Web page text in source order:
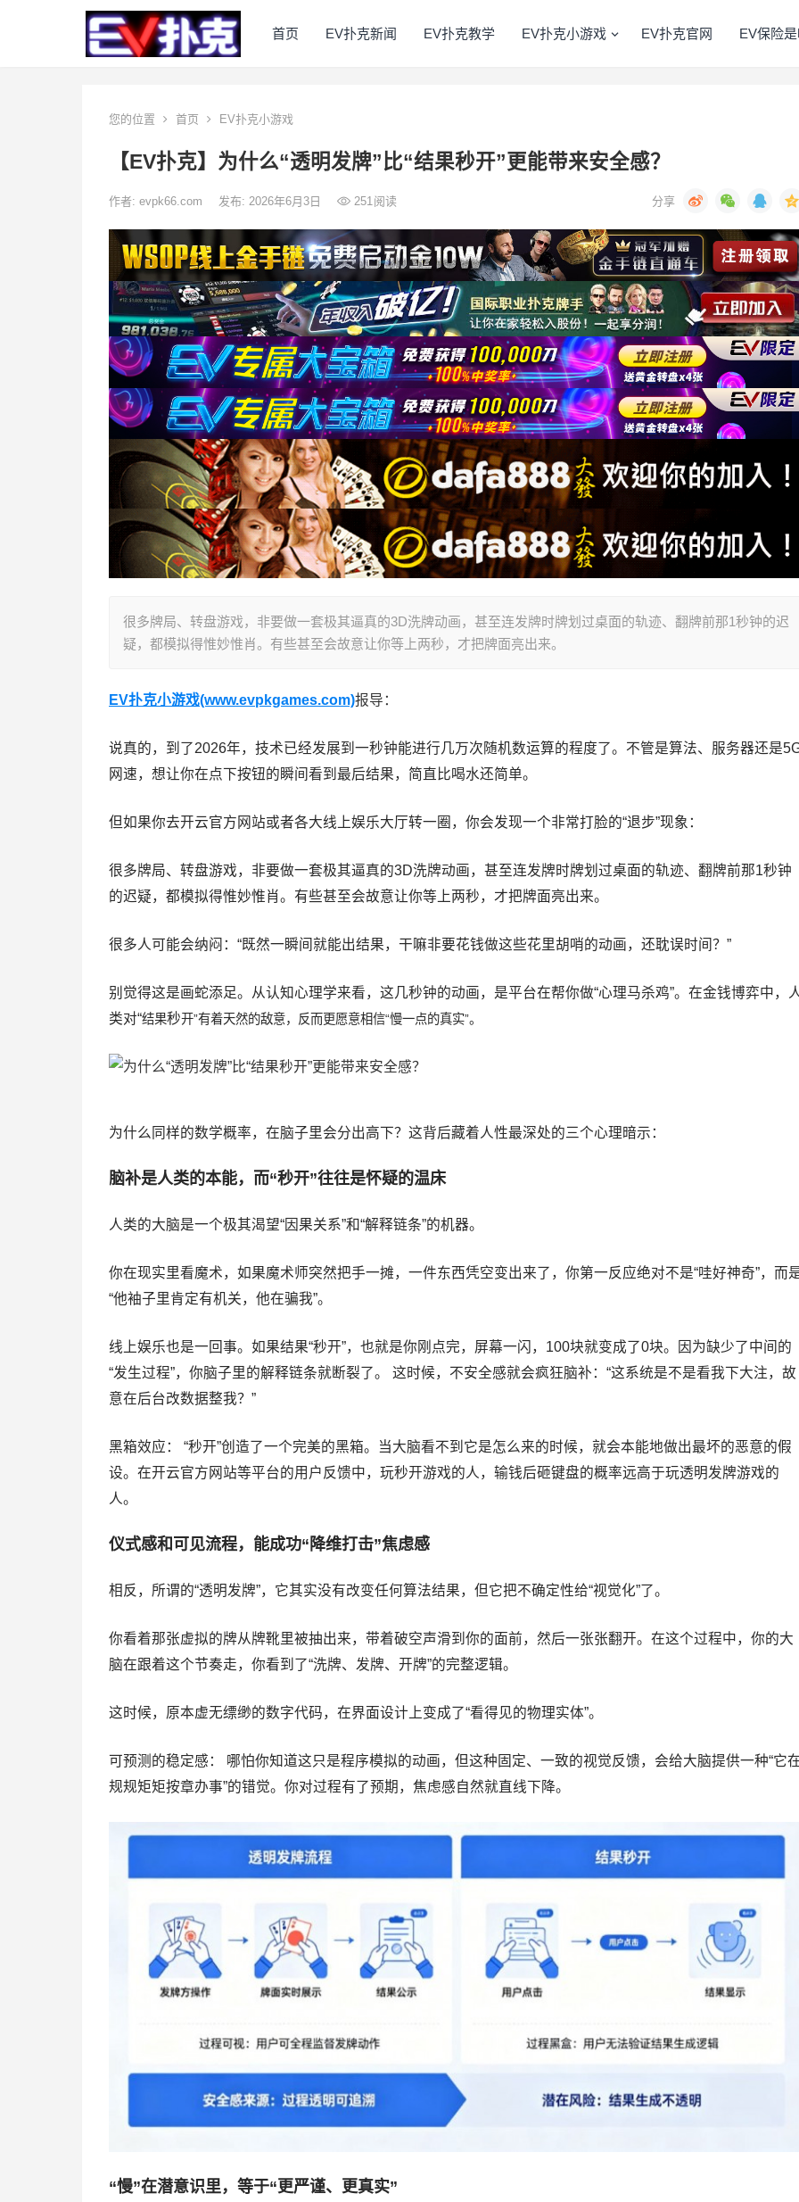
首页 EV扑克新闻 EV扑克教学 EV扑克小游戏 EV扑克官网 EV保险
您的位置 首页 EV扑克小游戏
【EV扑克】为什么“透明发牌”比“结果秒开”更能带来安全感？
作者: evpk66.com 发布: 2026年6月3日 251阅读
很多牌局、转盘游戏，非要做一套极其逼真的3D洗牌动画，甚至连发牌时牌划过桌面的轨迹、翻牌前那1秒钟的迟
疑，都模拟得惟妙惟肖。有些甚至会故意让你等上两秒，才把牌面亮出来。
EV扑克小游戏(www.evpkgames.com)报导：
说真的，到了2026年，技术已经发展到一秒钟能进行几万次随机数运算的程度了。不管是算法、服务器还是
网速，想让你在点下按钮的瞬间看到最后结果，简直比喝水还简单。
但如果你去开云官方网站或者各大线上娱乐大厅转一圈，你会发现一个非常打脸的“退步”现象：
很多牌局、转盘游戏，非要做一套极其逼真的3D洗牌动画，甚至连发牌时牌划过桌面的轨迹、翻牌前那1秒钟
的迟疑，都模拟得惟妙惟肖。有些甚至会故意让你等上两秒，才把牌面亮出来。
很多人可能会纳闷：“既然一瞬间就能出结果，干嘛非要花钱做这些花里胡哨的动画，还耽误时间？”
别觉得这是画蛇添足。从认知心理学来看，这几秒钟的动画，是平台在帮你做“心理马杀鸡”。在金钱博弈中，
类对“结果秒开”有着天然的敌意，反而更愿意相信“慢一点的真实”。
为什么同样的数学概率，在脑子里会分出高下？这背后藏着人性最深处的三个心理暗示：
脑补是人类的本能，而“秒开”往往是怀疑的温床
人类的大脑是一个极其渴望“因果关系”和“解释链条”的机器。
你在现实里看魔术，如果魔术师突然把手一摊，一件东西凭空变出来了，你第一反应绝对不是“哇好神奇”，而
“他袖子里肯定有机关，他在骗我”。
线上娱乐也是一回事。如果结果“秒开”，也就是你刚点完，屏幕一闪，100块就变成了0块。因为缺少了中间的
“发生过程”，你脑子里的解释链条就断裂了。 这时候，不安全感就会疯狂脑补：“这系统是不是看我下大注，故
意在后台改数据整我？”
黑箱效应： “秒开”创造了一个完美的黑箱。当大脑看不到它是怎么来的时候，就会本能地做出最坏的恶意的假
设。在开云官方网站等平台的用户反馈中，玩秒开游戏的人，输钱后砸键盘的概率远高于玩透明发牌游戏的
人。
仪式感和可见流程，能成功“降维打击”焦虑感
相反，所谓的“透明发牌”，它其实没有改变任何算法结果，但它把不确定性给“视觉化”了。
你看着那张虚拟的牌从牌靴里被抽出来，带着破空声滑到你的面前，然后一张张翻开。在这个过程中，你的大
脑在跟着这个节奏走，你看到了“洗牌、发牌、开牌”的完整逻辑。
这时候，原本虚无缥缈的数字代码，在界面设计上变成了“看得见的物理实体”。
可预测的稳定感： 哪怕你知道这只是程序模拟的动画，但这种固定、一致的视觉反馈，会给大脑提供一种“它
规规矩矩按章办事”的错觉。你对过程有了预期，焦虑感自然就直线下降。
“慢”在潜意识里，等于“更严谨、更真实”